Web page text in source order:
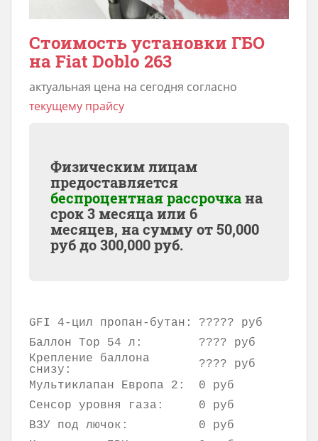
Стоимость установки ГБО
на Fiat Doblo 263
актуальная цена на сегодня согласно
текущему прайсу
Физическим лицам
предоставляется
беспроцентная рассрочкана
срок 3 месяца или 6
месяцев, на сумму от50,000
руб до300,000руб.
GFI 4-цил пропан-бутан:
????? руб
Баллон Тор 54 л:
???? руб
Крепление баллона
снизу:
???? руб
Мультиклапан Европа 2:
0 руб
Сенсор уровня газа:
0 руб
ВЗУ под лючок:
0 руб